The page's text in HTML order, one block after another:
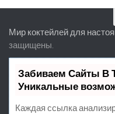
Мир коктейлей для
защищены.
Забиваем Сайты
Уникальные
Каждая ссылка